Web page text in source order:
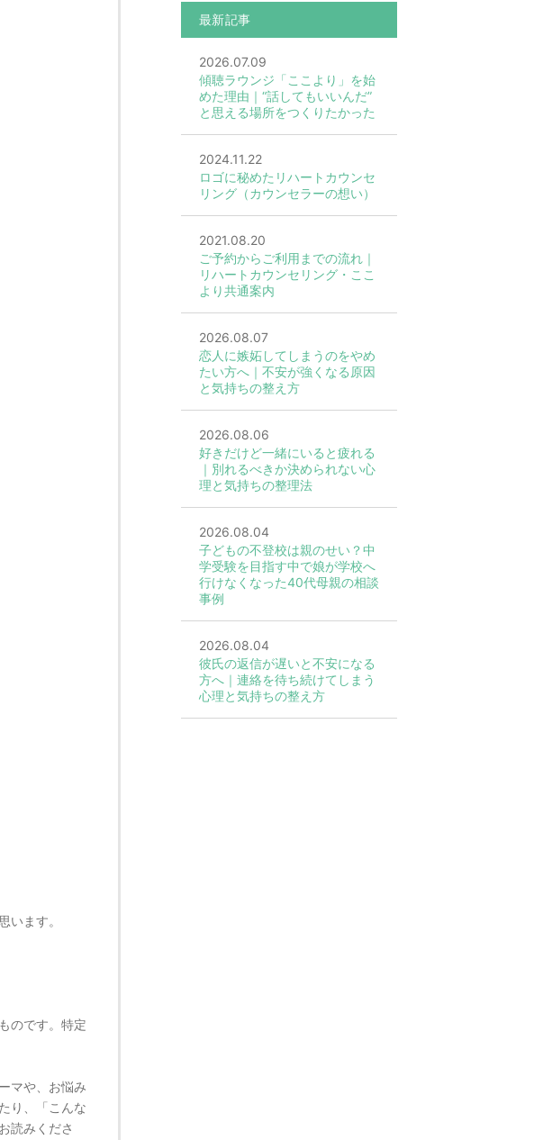
います。
のです。特定
マや、お悩み
り、「こんな
読みくださ
最新記事
2026.07.09
傾聴ラウンジ「ここより」を始
めた理由｜“話してもいいんだ”
と思える場所をつくりたかった
2024.11.22
ロゴに秘めたリハートカウンセ
リング（カウンセラーの想い）
2021.08.20
ご予約からご利用までの流れ｜
リハートカウンセリング・ここ
より共通案内
2026.08.07
恋人に嫉妬してしまうのをやめ
たい方へ｜不安が強くなる原因
と気持ちの整え方
2026.08.06
好きだけど一緒にいると疲れる
｜別れるべきか決められない心
理と気持ちの整理法
2026.08.04
子どもの不登校は親のせい？中
学受験を目指す中で娘が学校へ
行けなくなった40代母親の相談
事例
2026.08.04
彼氏の返信が遅いと不安になる
方へ｜連絡を待ち続けてしまう
心理と気持ちの整え方